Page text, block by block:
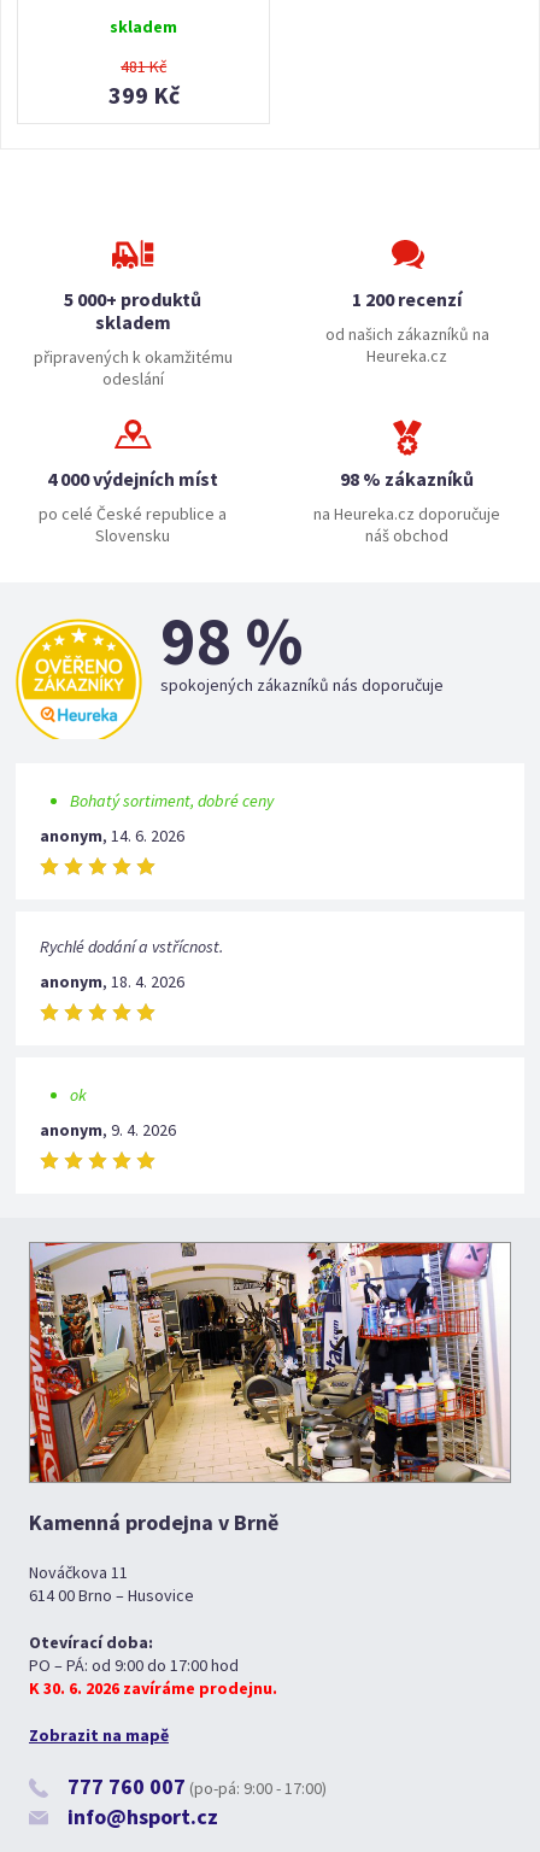
skladem
481 Kč
399 Kč
5 000+ produktů
skladem
připravených k okamžitému
odeslání
1 200 recenzí
od našich zákazníků na
Heureka.cz
4 000 výdejních míst
po celé České republice a
Slovensku
98 % zákazníků
na Heureka.cz doporučuje
náš obchod
98 %
spokojených zákazníků nás doporučuje
Bohatý sortiment, dobré ceny
anonym,14. 6. 2026
Rychlé dodání a vstřícnost.
anonym,18. 4. 2026
ok
anonym,9. 4. 2026
Kamenná prodejna v Brně
Nováčkova 11
614 00 Brno – Husovice
Otevírací doba:
PO – PÁ: od 9:00 do 17:00 hod
K 30. 6. 2026 zavíráme prodejnu.
Zobrazit na mapě
777 760 007 (po-pá: 9:00 - 17:00)
info@hsport.cz